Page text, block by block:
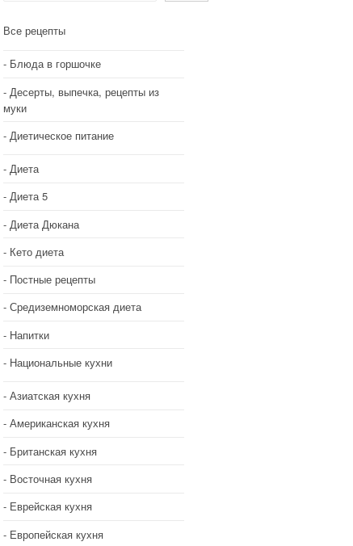
Все рецепты
Блюда в горшочке
Десерты, выпечка, рецепты из
муки
Диетическое питание
Диета
Диета 5
Диета Дюкана
Кето диета
Постные рецепты
Средиземноморская диета
Напитки
Национальные кухни
Азиатская кухня
Американская кухня
Британская кухня
Восточная кухня
Еврейская кухня
Европейская кухня